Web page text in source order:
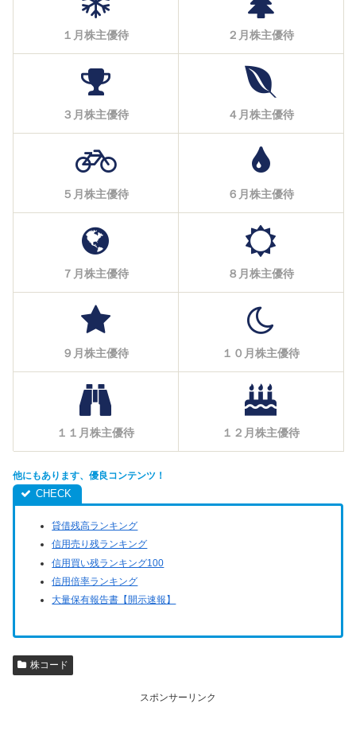
１月株主優待 ２月株主優待
３月株主優待 ４月株主優待
５月株主優待 ６月株主優待
７月株主優待 ８月株主優待
９月株主優待 １０月株主優待
１１月株主優待 １２月株主優待
他にもあります、優良コンテンツ！
貸借残高ランキング
信用売り残ランキング
信用買い残ランキング100
信用倍率ランキング
大量保有報告書【開示速報】
株コード
スポンサーリンク